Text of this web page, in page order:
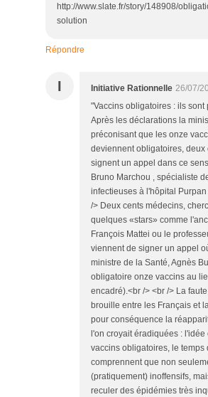
http://www.slate.fr/story/148908/
solution
Répondre
I Initiative Rationnelle 26/07/
"Vaccins obligatoires : ils sont
Après les déclarations la
préconisant que les onze
deviennent obligatoires, deux
signent un appel dans ce
Bruno Marchou , spécialiste
infectieuses à l'hôpital
/> Deux cents médecins,
quelques «stars» comme
François Mattei ou le
viennent de signer un appel
ministre de la Santé, Agnès
obligatoire onze vaccins au
encadré).<br /> <br /> La
brouille entre les Français et
pour conséquence la
l'on croyait éradiquées :
vaccins obligatoires, le temps
comprennent que non
(pratiquement) inoffensifs,
reculer des épidémies très